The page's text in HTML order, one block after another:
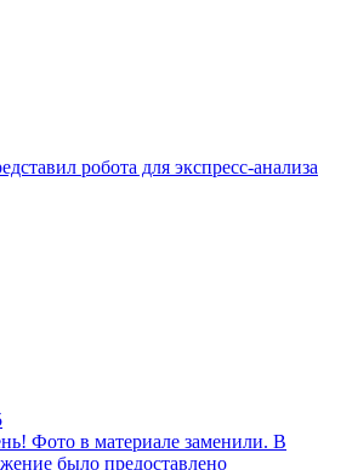
робота для экспресс-анализа
Фото в материале заменили. В
было предоставлено